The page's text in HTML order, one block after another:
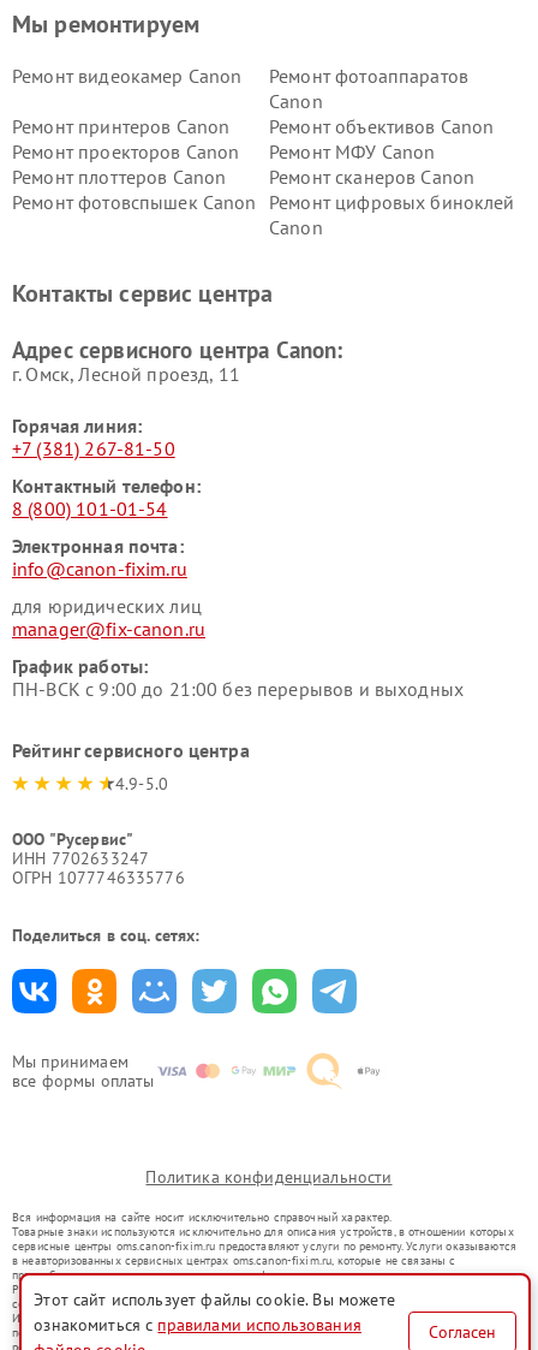
Мы принимаем
все формы оплаты
Мы ремонтируем
Ремонт видеокамер Canon
Ремонт фотоаппаратов
Canon
Ремонт принтеров Canon
Ремонт объективов Canon
Ремонт проекторов Canon
Ремонт МФУ Canon
Ремонт плоттеров Canon
Ремонт сканеров Canon
Ремонт фотовспышек Canon
Ремонт цифровых биноклей
Canon
Контакты сервис центра
Адрес сервисного центра Canon:
г. Омск, ​Лесной проезд, 11
Горячая линия:
+7 (381) 267-81-50
Контактный телефон:
8 (800) 101-01-54
Электронная почта:
info@canon-fixim.ru
для юридических лиц
manager@fix-canon.ru
График работы:
ПН-ВСК с 9:00 до 21:00 без перерывов и выходных
Рейтинг сервисного центра
4.9-5.0
ООО "Русервис"
ИНН 7702633247
ОГРН 1077746335776
Поделиться в соц. сетях:
Политика конфиденциальности
Вся информация на сайте носит исключительно справочный характер.
Товарные знаки используются исключительно для описания устройств, в отношении которых
сервисные центры oms.canon-fixim.ru предоставляют услуги по ремонту. Услуги оказываются
в неавторизованных сервисных центрах oms.canon-fixim.ru, которые не связаны с
правообладателями товарных знаков или их официальными представителями.
Ремонт осуществляется для устройств, уже введенных в гражданский оборот в соответствии
со статьей 1487 ГК РФ.
Использование товарных знаков не преследует цели индивидуализации услуг или введения
потребителей в заблуждение, а служит для информирования о предоставляемых услугах по
ремонту техники указанных брендов.
Этот сайт использует файлы cookie. Вы можете
ознакомиться с правилами использования
Согласен